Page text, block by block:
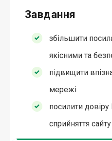
Завдання
збільшити
якісними та
підвищити
мережі
посилити
сприйняття